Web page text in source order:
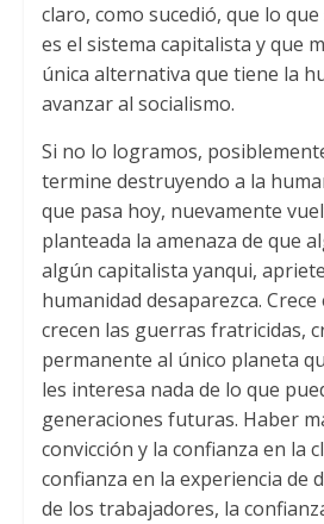
claro, como sucedió, que lo
es el sistema capitalista y que
única alternativa que tiene la
avanzar al socialismo.
Si no lo logramos,
termine destruyendo a la
que pasa hoy, nuevamente
planteada la amenaza de que
algún capitalista yanqui,
humanidad desaparezca.
crecen las guerras fratricidas,
permanente al único planeta
les interesa nada de lo que
generaciones futuras. Haber
convicción y la confianza en la
confianza en la experiencia de
de los trabajadores, la